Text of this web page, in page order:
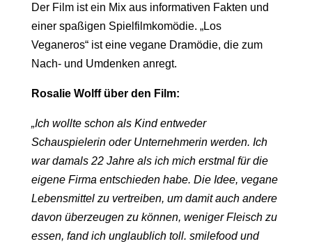
Der Film ist ein Mix aus informativen Fakten und
einer spaßigen Spielfilmkomödie. „Los
Veganeros“ ist eine vegane Dramödie, die zum
Nach- und Umdenken anregt.
Rosalie Wolff über den Film:
„Ich wollte schon als Kind entweder
Schauspielerin oder Unternehmerin werden. Ich
war damals 22 Jahre als ich mich erstmal für die
eigene Firma entschieden habe. Die Idee, vegane
Lebensmittel zu vertreiben, um damit auch andere
davon überzeugen zu können, weniger Fleisch zu
essen, fand ich unglaublich toll. smilefood und